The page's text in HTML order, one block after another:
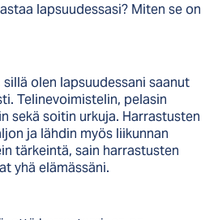
lapsuudessasi? Miten se on
olen lapsuudessani saanut
Telinevoimistelin, pelasin
sekä soitin urkuja. Harrastusten
ja lähdin myös liikunnan
tärkeintä, sain harrastusten
yhä elämässäni.